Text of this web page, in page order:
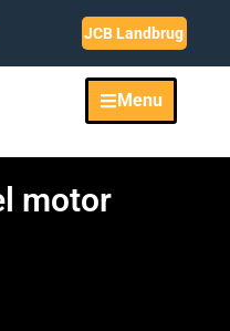
JCB Landbrug
Menu
motor